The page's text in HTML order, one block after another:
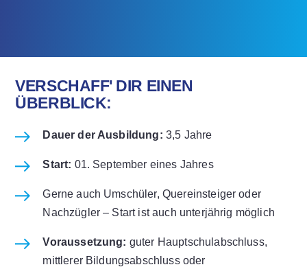
VERSCHAFF' DIR EINEN
ÜBERBLICK:
Dauer der Ausbildung: 3,5 Jahre
Start: 01. September eines Jahres
Gerne auch Umschüler, Quereinsteiger oder
Nachzügler – Start ist auch unterjährig möglich
Voraussetzung: guter Hauptschulabschluss,
mittlerer Bildungsabschluss oder